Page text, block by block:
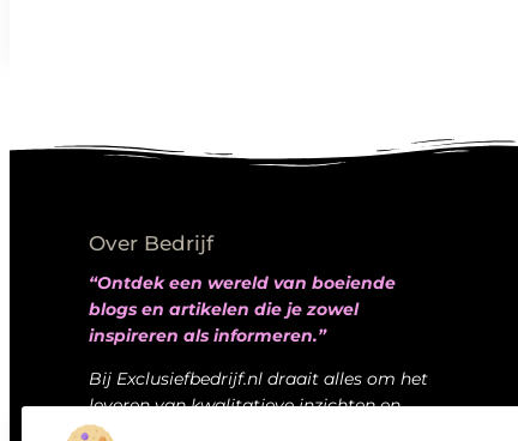
Over Bedrijf
“Ontdek een wereld van boeiende
blogs en artikelen die je zowel
inspireren als informeren.”
Bij Exclusiefbedrijf.nl draait alles om het
leveren van kwalitatieve inzichten en
verhalen die jouw dagelijks leven